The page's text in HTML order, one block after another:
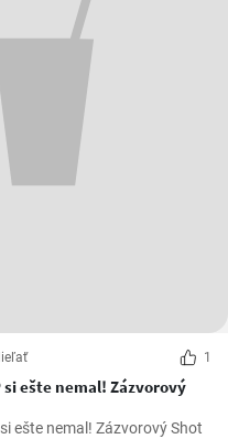
1
nemal! Zázvorový
Takýto DOMÁCI ZÁZVOROVÝ SIRUP si ešte nemal! Zázvorový Shot